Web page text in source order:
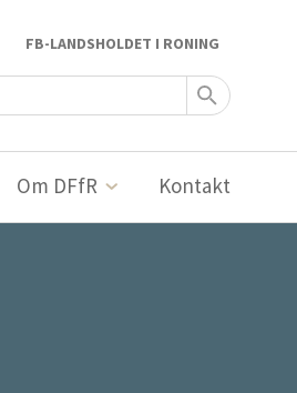
FB-LANDSHOLDET I RONING
Om DFfR Kontakt